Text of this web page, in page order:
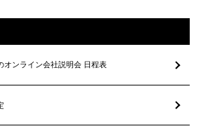
オンライン会社説明会 日程表